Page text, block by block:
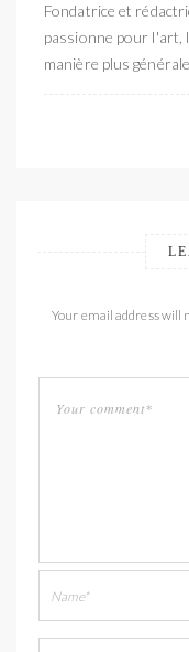
Fondatrice et
passionne pour l'art,
manière plus
Your email address will